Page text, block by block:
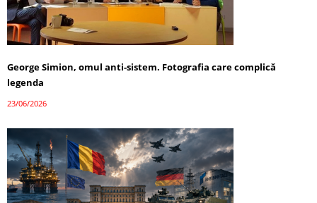
George Simion, omul anti-sistem. Fotografia care complică
legenda
23/06/2026